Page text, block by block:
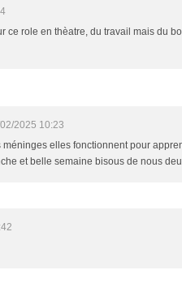
ce role en thèatre, du travail mais du
2025 10:23
méninges elles fonctionnent pour
et belle semaine bisous de nous